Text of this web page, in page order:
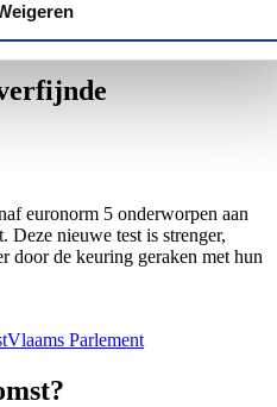
werkbezoek
euronorm 5 onderworpen aan
Deze nieuwe test is strenger,
door de keuring geraken met hun
Vlaams Parlement